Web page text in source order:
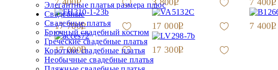
Элегантные платья размера плюс
Свадебные
Свадебные платья
Брючный свадебный костюм
Греческие свадебные платья
Короткие свадебные платья
Необычные свадебные платья
7 400 3 800 7 400
17 700 17 000 7 400
17 000 17 300